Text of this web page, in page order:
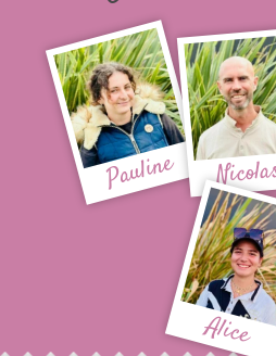
Pauline
Alice